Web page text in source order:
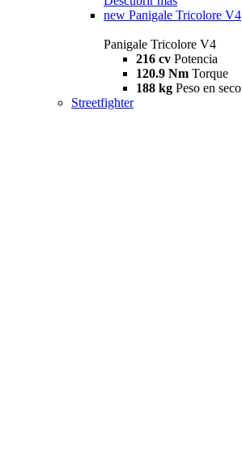
new Panigale Tricolore V4
Panigale Tricolore V4
216 cv Potencia
120.9 Nm Torque
188 kg Peso en seco
Streetfighter